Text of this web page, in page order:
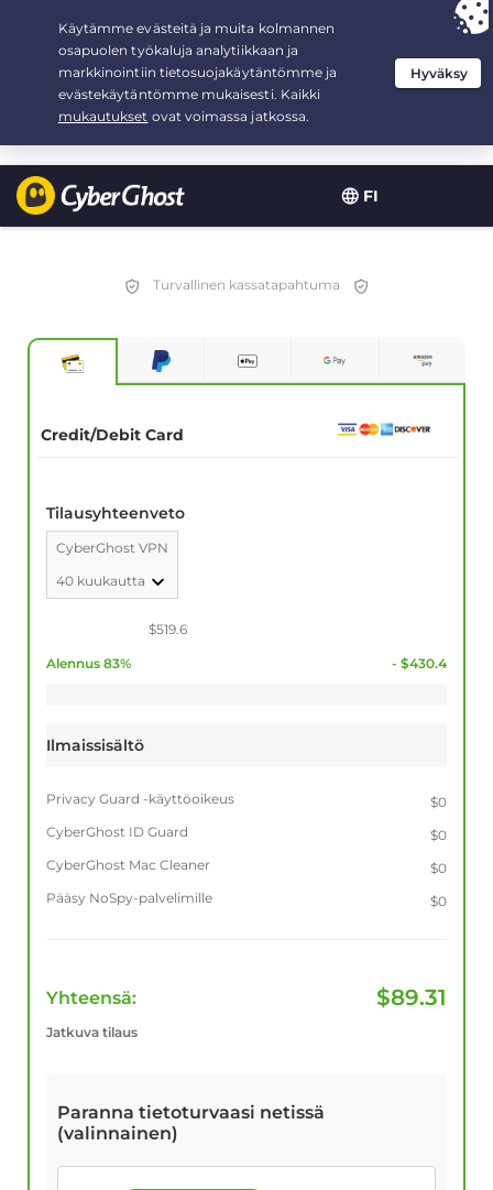
FI
Your choice:The Best Deal for 3.3333333333333-years at $
/month
Turvallinen kassatapahtuma
Credit/Debit Card
Tilausyhteenveto
CyberGhost VPN
40 kuukautta
$519.6
Alennus 83% - $430.4
Ilmaissisältö
Privacy Guard -käyttöoikeus
$0
CyberGhost ID Guard
$0
CyberGhost Mac Cleaner
$0
Pääsy NoSpy-palvelimille
$0
Yhteensä: $89.31
Jatkuva tilaus
Paranna tietoturvaasi netissä
(valinnainen)